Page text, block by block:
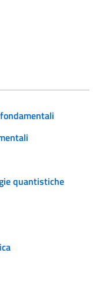
quantistiche